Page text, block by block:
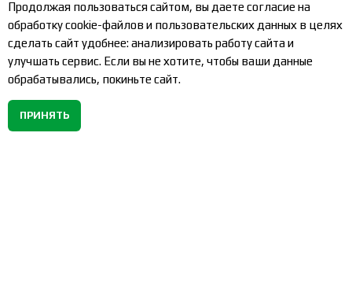
Продолжая пользоваться сайтом, вы даете согласие на
обработку cookie-файлов и пользовательских данных в целях
сделать сайт удобнее: анализировать работу сайта и
улучшать сервис. Если вы не хотите, чтобы ваши данные
обрабатывались, покиньте сайт.
ПРИНЯТЬ